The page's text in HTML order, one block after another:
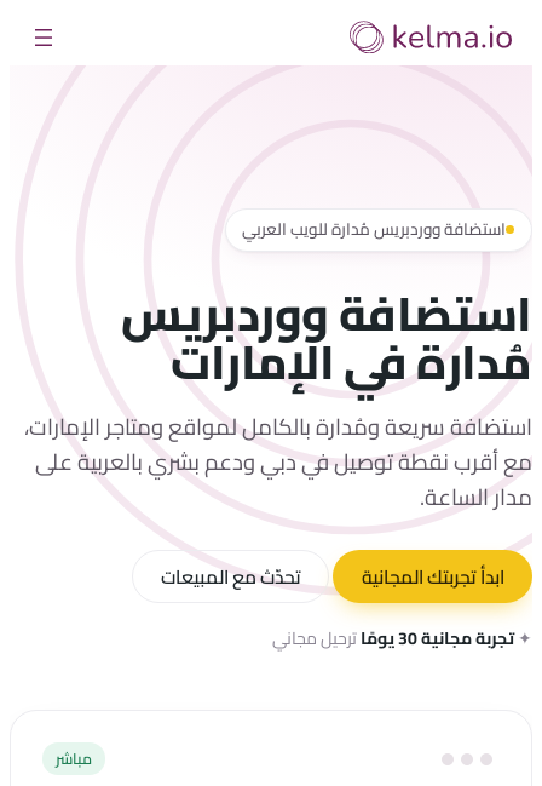
تخطى
إلى
استضافة ووردبريس مُدارة للويب العربي
استضافة ووردبريس
مُدارة في الإمارات
استضافة سريعة ومُدارة بالكامل لمواقع ومتاجر الإمارات،
مع أقرب نقطة توصيل في دبي ودعم بشري بالعربية على
مدار الساعة.
ابدأ تجربتك المجانية تحدّث مع المبيعات
✦تجربة مجانية 30 يومًا ترحيل مجاني
مباشر